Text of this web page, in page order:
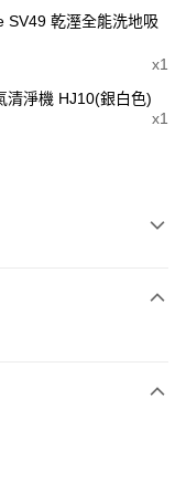
SV49 乾溼全能洗地吸
x1
淨機 HJ10(銀白色)
x1